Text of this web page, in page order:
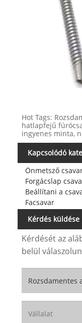
Hot Tags:
hatlapfejű
ingyenes minta,
Kapcsolódó
Önmetsző
Forgácslap
Beállítani a
Facsavar
Kérdés küldése
Kérdését az
belül